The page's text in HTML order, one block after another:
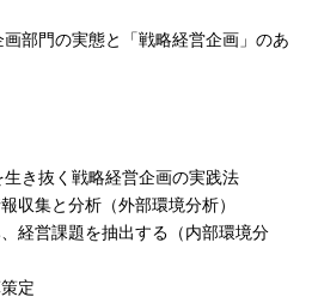
部門の実態と「戦略経営企画」のあ
き抜く戦略経営企画の実践法
収集と分析（外部環境分析）
経営課題を抽出する（内部環境分
定